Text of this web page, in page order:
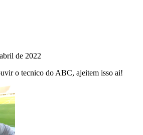
de 2022
o tecnico do ABC, ajeitem isso ai!